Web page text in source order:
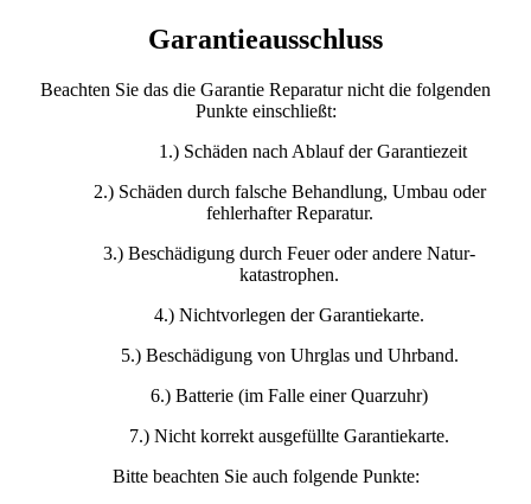
Garantieausschluss
Beachten Sie das die Garantie Reparatur nicht die folgenden
Punkte einschließt:
1.) Schäden nach Ablauf der Garantiezeit
2.) Schäden durch falsche Behandlung, Umbau oder
fehlerhafter Reparatur.
3.) Beschädigung durch Feuer oder andere Natur-
katastrophen.
4.) Nichtvorlegen der Garantiekarte.
5.) Beschädigung von Uhrglas und Uhrband.
6.) Batterie (im Falle einer Quarzuhr)
7.) Nicht korrekt ausgefüllte Garantiekarte.
Bitte beachten Sie auch folgende Punkte: